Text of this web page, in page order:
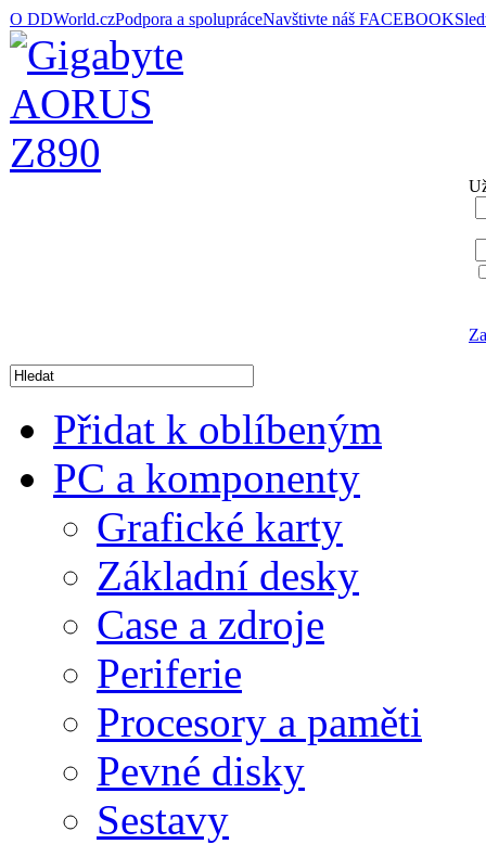
O DDWorld.czPodpora a spolupráceNavštivte náš FACEBOOK
Přidat k oblíbeným
PC a komponenty
Grafické karty
Základní desky
Case a zdroje
Periferie
Procesory a paměti
Pevné disky
Sestavy